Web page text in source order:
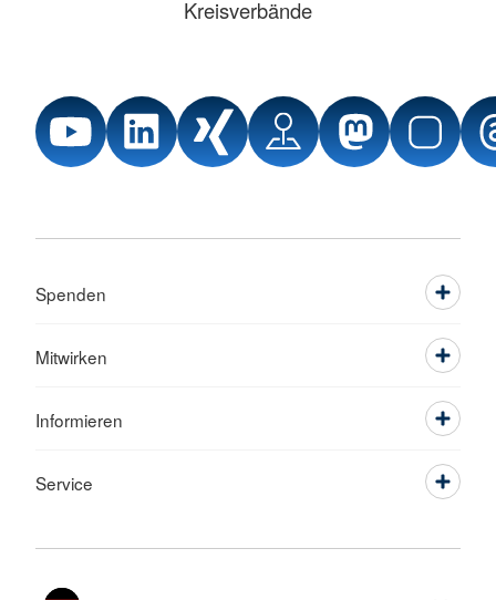
Kreisverbände
Spenden
Mitwirken
Informieren
Service
Sprache wechseln zu